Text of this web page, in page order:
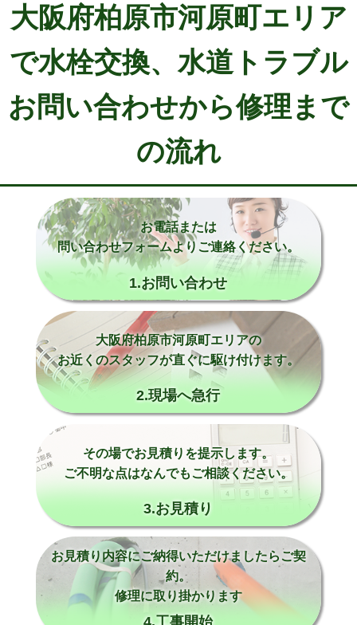
大阪府柏原市河原町エリア
で水栓交換、水道トラブル
お問い合わせから修理まで
の流れ
お電話または
問い合わせフォームよりご連絡ください。
1.お問い合わせ
大阪府柏原市河原町エリアの
お近くのスタッフが直ぐに駆け付けます。
2.現場へ急行
その場でお見積りを提示します。
ご不明な点はなんでもご相談ください。
3.お見積り
お見積り内容にご納得いただけましたらご契
約。
修理に取り掛かります
4.工事開始